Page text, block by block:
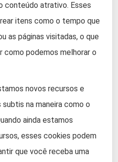
conteúdo atrativo. Esses
itens como o tempo que
as páginas visitadas, o que
como podemos melhorar o
novos recursos e
na maneira como o
ainda estamos
esses cookies podem
que você receba uma